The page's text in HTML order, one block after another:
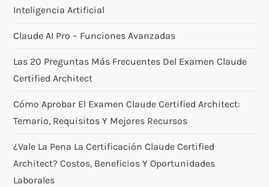
Inteligencia Artificial
Claude AI Pro – Funciones Avanzadas
Las 20 Preguntas Más Frecuentes Del Examen Claude
Certified Architect
Cómo Aprobar El Examen Claude Certified Architect:
Temario, Requisitos Y Mejores Recursos
¿Vale La Pena La Certificación Claude Certified
Architect? Costos, Beneficios Y Oportunidades
Laborales